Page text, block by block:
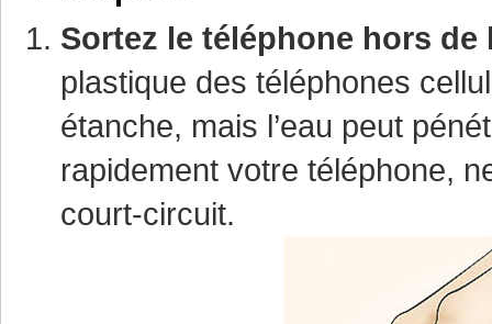
Sortez le téléphone hors de
plastique des téléphones
étanche, mais l’eau peut
rapidement votre téléphone,
court-circuit.